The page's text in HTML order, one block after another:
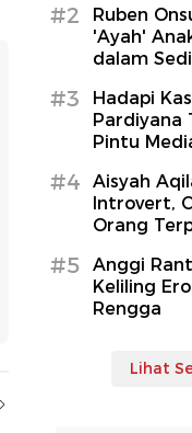
#2
Ruben
'Ayah'
dalam
#3
Hadapi
Pardiyana
Pintu
#4
Aisyah
Introvert,
Orang
#5
Anggi
Keliling
Rengga
Lihat